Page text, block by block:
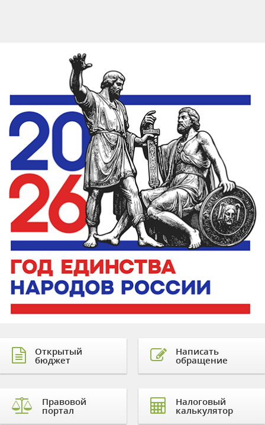
Открытый
бюджет
Правовой
портал
Написать
обращение
Налоговый
калькулятор